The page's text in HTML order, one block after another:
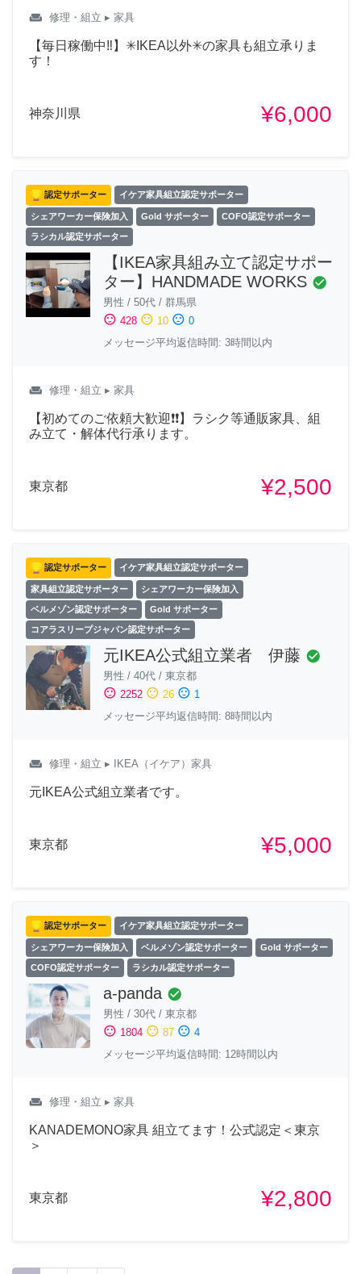
weekend 修理・組立 ▸ 家具
【毎日稼働中‼︎】✳︎IKEA以外✳︎の家具も組立承りま
す！
神奈川県 ¥6,000
認定サポーター イケア家具組立認定サポーター
シェアワーカー保険加入 Gold サポーター COFO認定サポーター
ラシカル認定サポーター
【IKEA家具組み立て認定サポー
ター】HANDMADE WORKS check_circle
男性 / 50代 / 群馬県
sentiment_satisfied 428 sentiment_neutral 10 sentiment_dissatisfied 0
メッセージ平均返信時間: 3時間以内
weekend 修理・組立 ▸ 家具
【初めてのご依頼大歓迎❗❗】ラシク等通販家具、組
み立て・解体代行承ります。
東京都 ¥2,500
認定サポーター イケア家具組立認定サポーター
家具組立認定サポーター シェアワーカー保険加入
ベルメゾン認定サポーター Gold サポーター
コアラスリープジャパン認定サポーター
元IKEA公式組立業者 伊藤 check_circle
男性 / 40代 / 東京都
sentiment_satisfied 2252 sentiment_neutral 26 sentiment_dissatisfied 1
メッセージ平均返信時間: 8時間以内
weekend 修理・組立 ▸ IKEA（イケア）家具
元IKEA公式組立業者です。
東京都 ¥5,000
認定サポーター イケア家具組立認定サポーター
シェアワーカー保険加入 ベルメゾン認定サポーター Gold サポーター
COFO認定サポーター ラシカル認定サポーター
a-panda check_circle
男性 / 30代 / 東京都
sentiment_satisfied 1804 sentiment_neutral 87 sentiment_dissatisfied 4
メッセージ平均返信時間: 12時間以内
weekend 修理・組立 ▸ 家具
KANADEMONO家具 組立てます！公式認定＜東京
＞
東京都 ¥2,800